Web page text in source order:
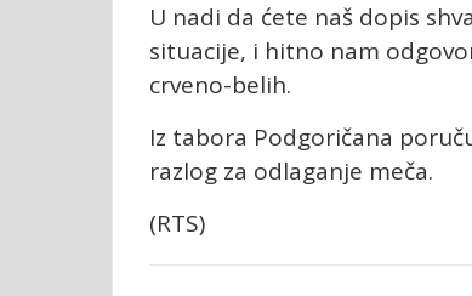
U nadi da ćete naš dopis
situacije, i hitno nam
crveno-belih.
Iz tabora Podgoričana
razlog za odlaganje meča.
(RTS)